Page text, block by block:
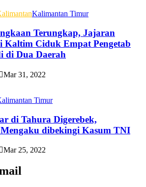
Kalimantan Timur
Terungkap, Jajaran
Kaltim Ciduk Empat Pengetab
di Dua Daerah
Mar 31, 2022
Timur
di Tahura Digerebek,
dibekingi Kasum TNI
Mar 25, 2022